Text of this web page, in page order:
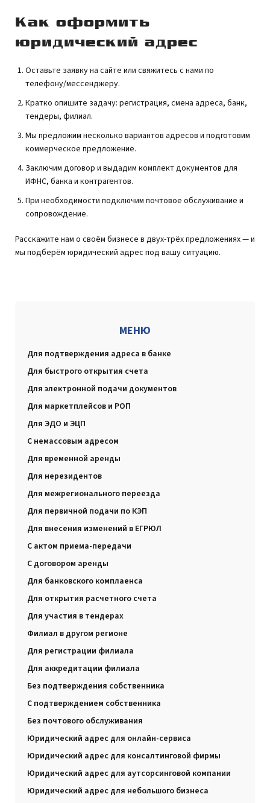
МЕНЮ
Для подтверждения адреса в банке
Для быстрого открытия счета
Для электронной подачи документов
Для маркетплейсов и РОП
Для ЭДО и ЭЦП
С немассовым адресом
Для временной аренды
Для нерезидентов
Для межрегионального переезда
Для первичной подачи по КЭП
Для внесения изменений в ЕГРЮЛ
С актом приема-передачи
С договором аренды
Для банковского комплаенса
Для открытия расчетного счета
Для участия в тендерах
Филиал в другом регионе
Для регистрации филиала
Для аккредитации филиала
Без подтверждения собственника
С подтверждением собственника
Без почтового обслуживания
Юридический адрес для онлайн-сервиса
Юридический адрес для консалтинговой фирмы
Юридический адрес для аутсорсинговой компании
Юридический адрес для небольшого бизнеса
Как оформить
юридический адрес
Оставьте заявку на сайте или свяжитесь с нами по
телефону/мессенджеру.
Кратко опишите задачу: регистрация, смена адреса, банк,
тендеры, филиал.
Мы предложим несколько вариантов адресов и подготовим
коммерческое предложение.
Заключим договор и выдадим комплект документов для
ИФНС, банка и контрагентов.
При необходимости подключим почтовое обслуживание и
сопровождение.
Расскажите нам о своём бизнесе в двух-трёх предложениях — и
мы подберём юридический адрес под вашу ситуацию.